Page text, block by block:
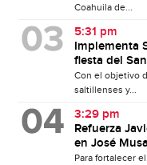
Coahuila de...
5:31 pm
Implementa
fiesta del
Con el objetivo
saltillenses y...
3:29 pm
Refuerza
en José Musa
Para fortalecer